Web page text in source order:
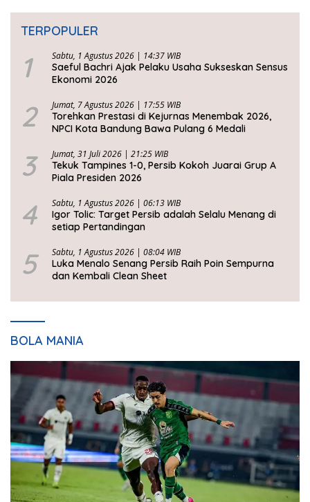
TERPOPULER
1 Sabtu, 1 Agustus 2026 | 14:37 WIB
Saeful Bachri Ajak Pelaku Usaha Sukseskan Sensus
Ekonomi 2026
2 Jumat, 7 Agustus 2026 | 17:55 WIB
Torehkan Prestasi di Kejurnas Menembak 2026,
NPCI Kota Bandung Bawa Pulang 6 Medali
3 Jumat, 31 Juli 2026 | 21:25 WIB
Tekuk Tampines 1-0, Persib Kokoh Juarai Grup A
Piala Presiden 2026
4 Sabtu, 1 Agustus 2026 | 06:13 WIB
Igor Tolic: Target Persib adalah Selalu Menang di
setiap Pertandingan
5 Sabtu, 1 Agustus 2026 | 08:04 WIB
Luka Menalo Senang Persib Raih Poin Sempurna
dan Kembali Clean Sheet
BOLA MANIA